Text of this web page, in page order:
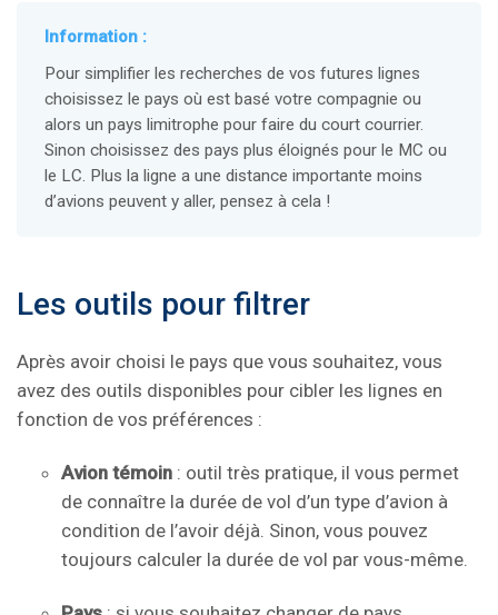
Information :
Pour simplifier les recherches de vos futures lignes
choisissez le pays où est basé votre compagnie ou
alors un pays limitrophe pour faire du court courrier.
Sinon choisissez des pays plus éloignés pour le MC ou
le LC. Plus la ligne a une distance importante moins
d’avions peuvent y aller, pensez à cela !
Les outils pour filtrer
Après avoir choisi le pays que vous souhaitez, vous
avez des outils disponibles pour cibler les lignes en
fonction de vos préférences :
Avion témoin : outil très pratique, il vous permet
de connaître la durée de vol d’un type d’avion à
condition de l’avoir déjà. Sinon, vous pouvez
toujours calculer la durée de vol par vous-même.